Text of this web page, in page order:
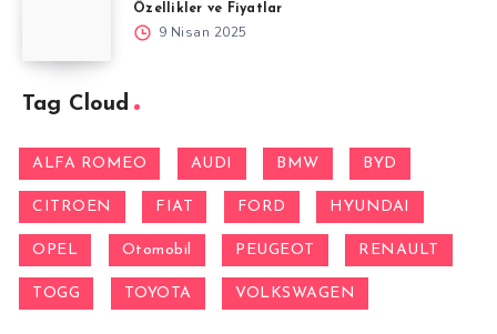
Özellikler ve Fiyatlar
9 Nisan 2025
Tag Cloud
ALFA ROMEO AUDI BMW BYD
CITROEN FIAT FORD HYUNDAI
OPEL Otomobil PEUGEOT RENAULT
TOGG TOYOTA VOLKSWAGEN